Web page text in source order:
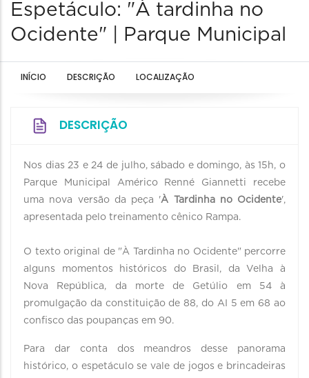
Espetáculo: "À tardinha no
Ocidente" | Parque Municipal
INÍCIO DESCRIÇÃO LOCALIZAÇÃO
DESCRIÇÃO
Nos dias 23 e 24 de julho, sábado e domingo, às 15h, o
Parque Municipal Américo Renné Giannetti recebe
uma nova versão da peça 'À Tardinha no Ocidente',
apresentada pelo treinamento cênico Rampa.
O texto original de "À Tardinha no Ocidente" percorre
alguns momentos históricos do Brasil, da Velha à
Nova República, da morte de Getúlio em 54 à
promulgação da constituição de 88, do AI 5 em 68 ao
confisco das poupanças em 90.
Para dar conta dos meandros desse panorama
histórico, o espetáculo se vale de jogos e brincadeiras